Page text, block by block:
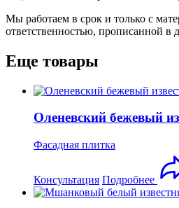
Мы работаем в срок и только с
ответственностью, прописанной в
Еще товары
Оленевский бежевый
Фасадная плитка
Консультация Подробнее